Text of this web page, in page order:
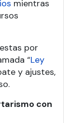
mientras
por
“Ley
y ajustes,
con